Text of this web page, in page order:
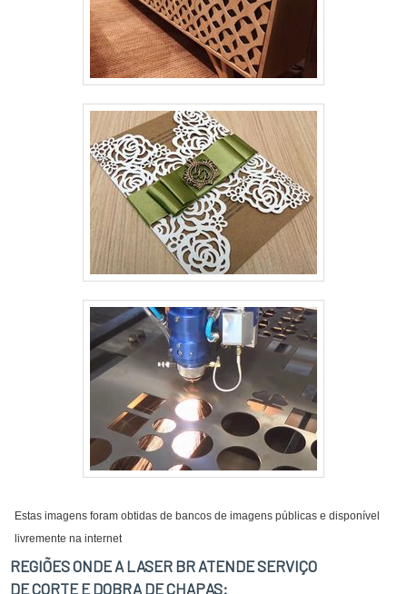
Estas imagens foram obtidas de bancos de imagens públicas e disponível
livremente na internet
REGIÕES ONDE A LASER BR ATENDE SERVIÇO
DE CORTE E DOBRA DE CHAPAS: